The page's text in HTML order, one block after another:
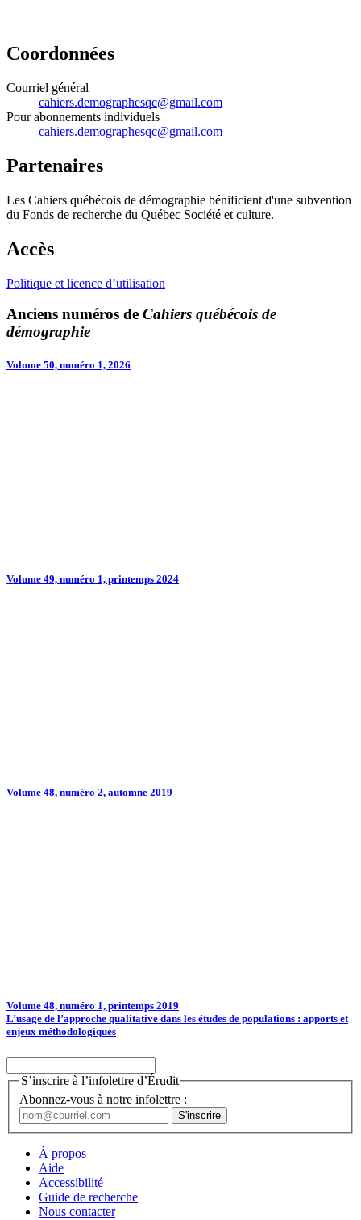
Coordonnées
Courriel général
cahiers.demographesqc@gmail.com
Pour abonnements individuels
cahiers.demographesqc@gmail.com
Partenaires
Les Cahiers québécois de démographie bénificient d'une subvention
du Fonds de recherche du Québec Société et culture.
Accès
Politique et licence d’utilisation
Anciens numéros de Cahiers québécois de
démographie
Volume 50, numéro 1, 2026
Volume 49, numéro 1, printemps 2024
Volume 48, numéro 2, automne 2019
Volume 48, numéro 1, printemps 2019
L’usage de l’approche qualitative dans les études de populations : apports et
enjeux méthodologiques
S’inscrire à l’infolettre d’Érudit
Abonnez-vous à notre infolettre :
À propos
Aide
Accessibilité
Guide de recherche
Nous contacter